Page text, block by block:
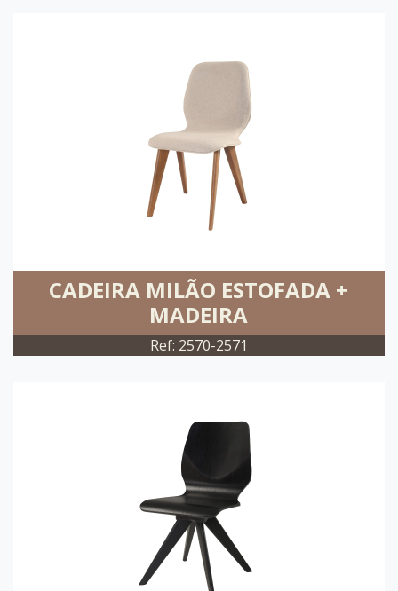
CADEIRA MILÃO ESTOFADA +
MADEIRA
Ref: 2570-2571